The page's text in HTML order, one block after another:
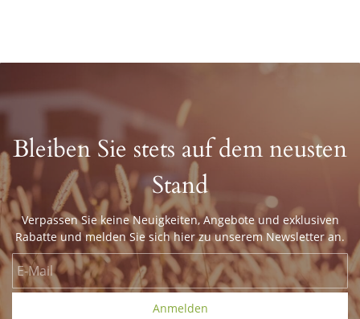
Bleiben Sie stets auf dem neusten
Stand
Verpassen Sie keine Neuigkeiten, Angebote und exklusiven
Rabatte und melden Sie sich hier zu unserem Newsletter an.
E-Mail
Anmelden